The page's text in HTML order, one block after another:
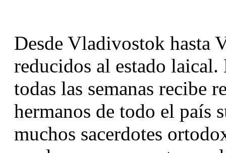
Desde Vladivostok hasta
reducidos al estado
todas las semanas recibe
hermanos de todo el país
muchos sacerdotes